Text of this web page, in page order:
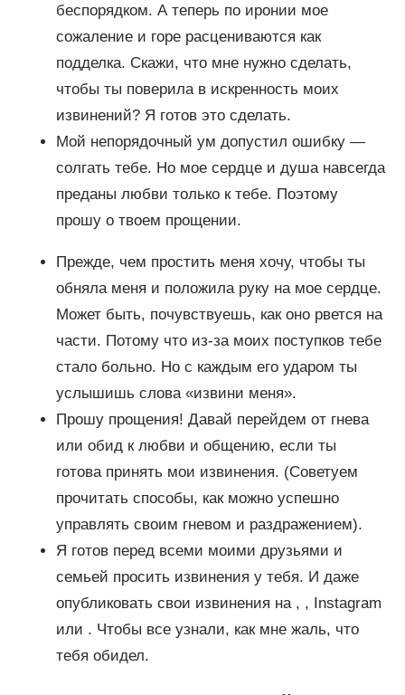
беспорядком. А теперь по иронии мое
сожаление и горе расцениваются как
подделка. Скажи, что мне нужно сделать,
чтобы ты поверила в искренность моих
извинений? Я готов это сделать.
Мой непорядочный ум допустил ошибку —
солгать тебе. Но мое сердце и душа навсегда
преданы любви только к тебе. Поэтому
прошу о твоем прощении.
Прежде, чем простить меня хочу, чтобы ты
обняла меня и положила руку на мое сердце.
Может быть, почувствуешь, как оно рвется на
части. Потому что из-за моих поступков тебе
стало больно. Но с каждым его ударом ты
услышишь слова «извини меня».
Прошу прощения! Давай перейдем от гнева
или обид к любви и общению, если ты
готова принять мои извинения. (Советуем
прочитать способы, как можно успешно
управлять своим гневом и раздражением).
Я готов перед всеми моими друзьями и
семьей просить извинения у тебя. И даже
опубликовать свои извинения на , , Instagram
или . Чтобы все узнали, как мне жаль, что
тебя обидел.